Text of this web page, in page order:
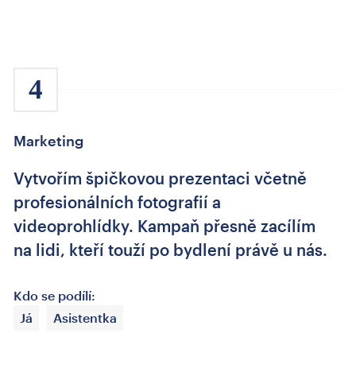
4
Marketing
Vytvořím špičkovou prezentaci včetně
profesionálních fotografií a
videoprohlídky. Kampaň přesně zacílím
na lidi, kteří touží po bydlení právě u nás.
Kdo se podílí:
Já
Asistentka